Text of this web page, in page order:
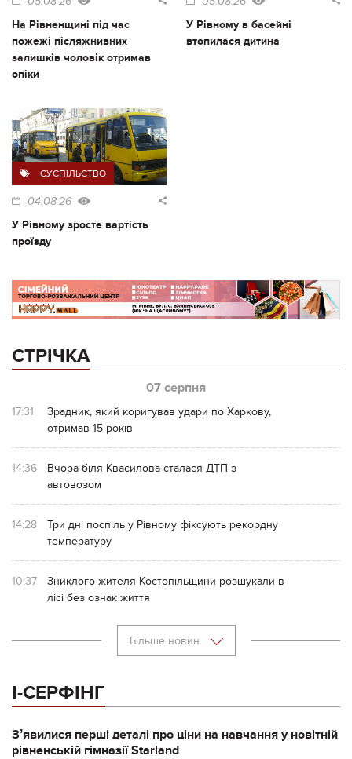
На Рівненщині під час
пожежі післяжнивних
залишків чоловік отримав
опіки
У Рівному в басейні
втопилася дитина
СУСПІЛЬСТВО
04.08.26
У Рівному зросте вартість
проїзду
СТРІЧКА
07 серпня
17:31
Зрадник, який коригував удари по Харкову,
отримав 15 років
14:36
Вчора біля Квасилова сталася ДТП з
автовозом
14:28
Три дні поспіль у Рівному фіксують рекордну
температуру
10:37
Зниклого жителя Костопільщини розшукали в
лісі без ознак життя
Більше новин
І-СЕРФІНГ
Зʼявилися перші деталі про ціни на навчання у новітній
рівненській гімназії Starland